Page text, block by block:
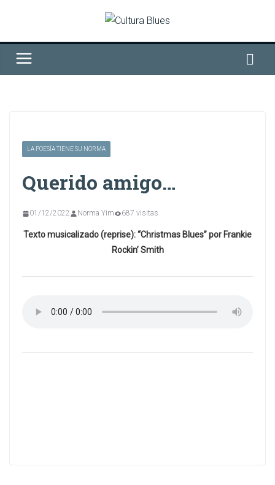
contenido
LA POESÍA TIENE SU NORMA
Querido amigo…
01/12/2022 Norma Yim 687 visitas
Texto musicalizado (reprise): “Christmas Blues” por Frankie
Rockin’ Smith